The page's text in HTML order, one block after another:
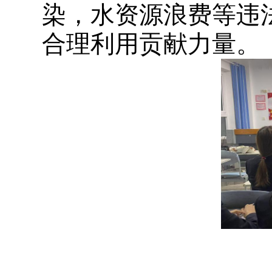
染，水资源浪费等违
合理利用贡献力量。